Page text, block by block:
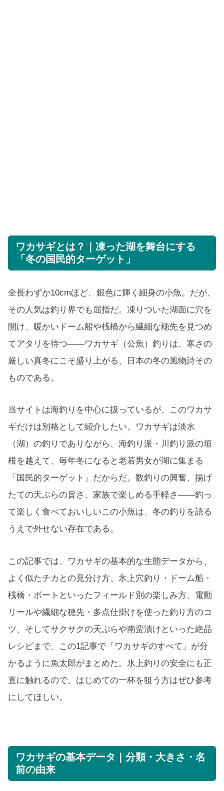
ワカサギとは？｜凍った湖を舞台にする
「冬の国民的ターゲット」
全長わずか10cmほど、銀色に輝く細身の小魚。だが、
その人気は釣り界でも屈指だ。凍りついた湖面に穴を
開け、暖かいドーム船や桟橋から繊細な穂先を見つめ
てアタリを待つ——ワカサギ（公魚）釣りは、寒さの
厳しい真冬にこそ盛り上がる、日本の冬の風物詩その
ものである。
当サイトは海釣りを中心に扱っているが、このワカサ
ギだけは別格として紹介したい。ワカサギは淡水
（湖）の釣りでありながら、海釣り派・川釣り派の垣
根を越えて、毎年冬になると老若男女が湖に集まる
「国民的ターゲット」だからだ。数釣りの興奮、揚げ
たての天ぷらの旨さ、家族で楽しめる手軽さ——釣っ
て楽しく食べておいしいこの小魚は、冬の釣りを語る
うえで外せない存在である。
この記事では、ワカサギの基本的な生態データから、
よく似たチカとの見分け方、氷上穴釣り・ドーム船・
桟橋・ボートといったフィールド別の楽しみ方、電動
リールや繊細な穂先・多点仕掛けを使った釣り方のコ
ツ、そしてサクサクの天ぷらや南蛮漬けといった絶品
レシピまで、この1記事で「ワカサギのすべて」が分
かるように魚太郎がまとめた。氷上釣りの安全にも正
直に触れるので、はじめての一杯を狙う方はぜひ参考
にしてほしい。
ワカサギの基本データ｜分類・大きさ・名
前の由来